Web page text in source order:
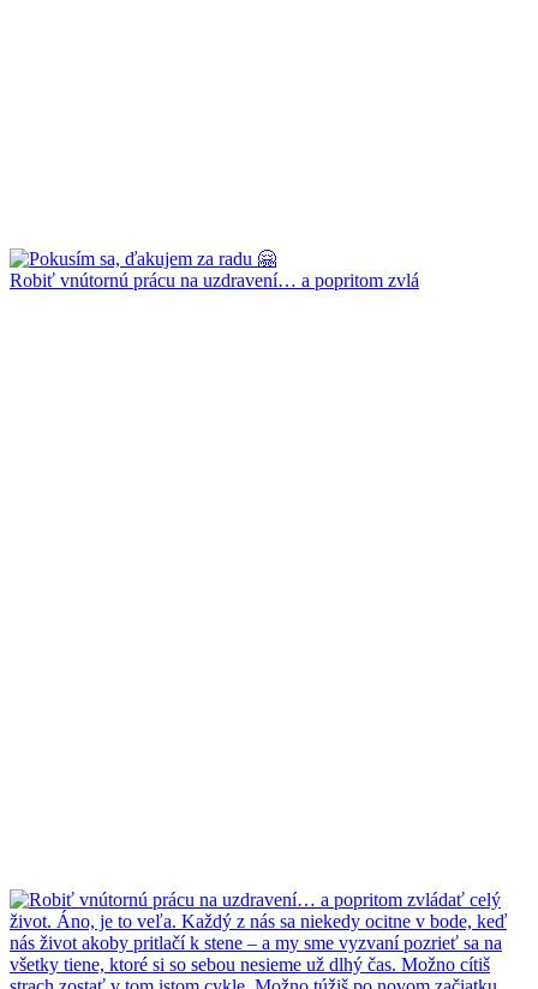
Robiť vnútornú prácu na uzdravení… a popritom zvlá